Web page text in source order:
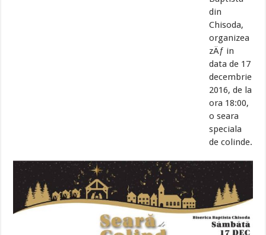
din
Chisoda,
organizea
zÄƒ in
data de 17
decembrie
2016, de la
ora 18:00,
o seara
speciala
de colinde.